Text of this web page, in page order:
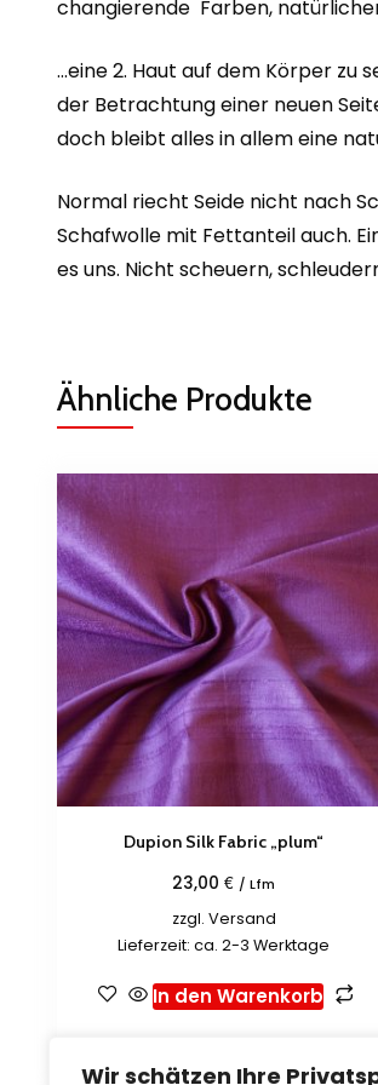
Wir schätzen Ihre
changierende Farben,
…eine 2. Haut auf dem Körper zu
der Betrachtung einer neuen
doch bleibt alles in allem eine
Normal riecht Seide nicht nach
Schafwolle mit Fettanteil auch.
es uns. Nicht scheuern,
Ähnliche Produkte
Dupion Silk Fabric „plum“
23,00€ / Lfm
zzgl. Versand
Lieferzeit: ca. 2-3 Werktage
In den Warenkorb
Zur Wunschliste hinzufügen